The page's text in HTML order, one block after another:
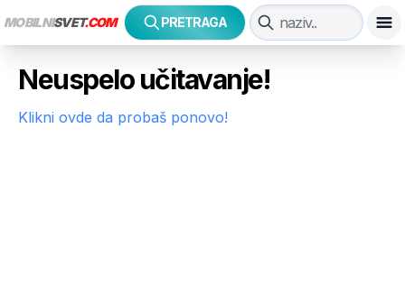
MOBILNISVET.COM PRETRAGA
Neuspelo učitavanje!
Klikni ovde da probaš ponovo!